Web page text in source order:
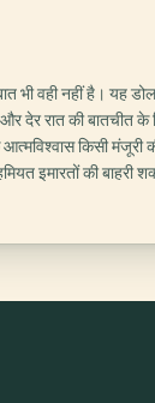
भी वही नहीं है। यह
देर रात की बातचीत
किसी मंजूरी की
इमारतों की बाहरी